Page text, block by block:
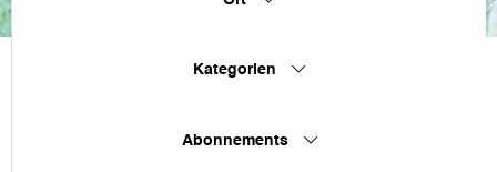
Kategorien
Abonnements